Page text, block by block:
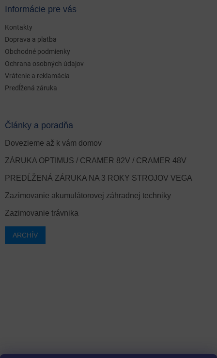
Informácie pre vás
Kontakty
Doprava a platba
Obchodné podmienky
Ochrana osobných údajov
Vrátenie a reklamácia
Predĺžená záruka
Články a poradňa
Dovezieme až k vám domov
ZÁRUKA OPTIMUS / CRAMER 82V / CRAMER 48V
PREDĹŽENÁ ZÁRUKA NA 3 ROKY STROJOV VEGA
Zazimovanie akumulátorovej záhradnej techniky
Zazimovanie trávnika
ARCHÍV